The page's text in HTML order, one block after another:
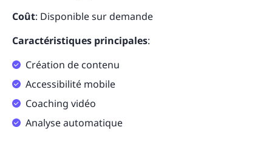
Coût: Disponible sur demande
Caractéristiques principales:
Création de contenu
Accessibilité mobile
Coaching vidéo
Analyse automatique